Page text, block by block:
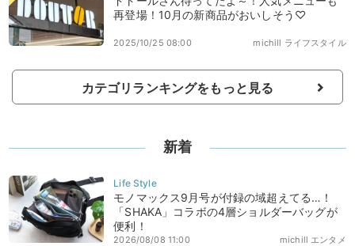
再登場！10月の新商品がおいしそう♡
michill ライフスタイル
2025/10/25 08:00
カテゴリランキングをもっと見る
新着
モノマックス9月号が付録の域超えてる…！
「SHAKA」コラボの4層ショルダーバッグが
便利！
michill エンタメ
2026/08/08 11:00